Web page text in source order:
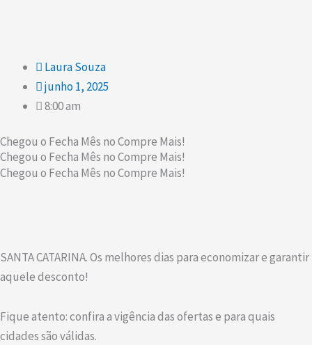
Laura Souza
junho 1, 2025
8:00 am
Chegou o Fecha Mês no Compre Mais!
Chegou o Fecha Mês no Compre Mais!
Chegou o Fecha Mês no Compre Mais!
SANTA CATARINA. Os melhores dias para economizar e garantir
aquele desconto!
Fique atento: confira a vigência das ofertas e para quais
cidades são válidas.